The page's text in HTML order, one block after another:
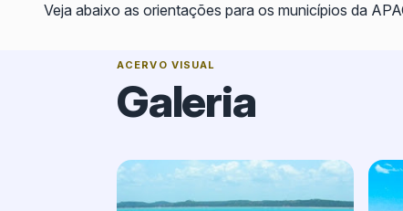
Veja abaixo as orientações para os municípios da
ACERVO VISUAL
Galeria